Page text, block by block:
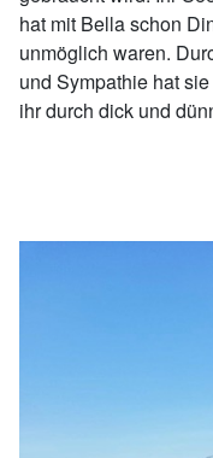
hat mit Bella schon
unmöglich waren.
und Sympathie hat
ihr durch dick und